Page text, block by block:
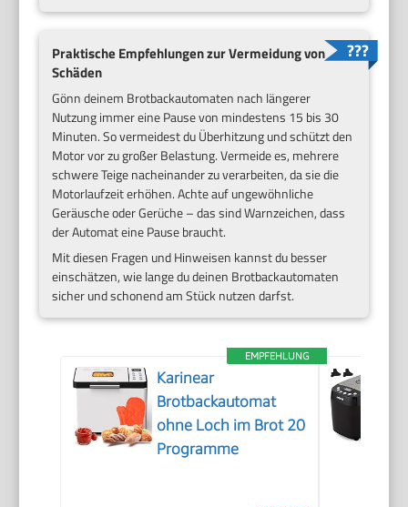
Praktische Empfehlungen zur Vermeidung von
Schäden
Gönn deinem Brotbackautomaten nach längerer
Nutzung immer eine Pause von mindestens 15 bis 30
Minuten. So vermeidest du Überhitzung und schützt den
Motor vor zu großer Belastung. Vermeide es, mehrere
schwere Teige nacheinander zu verarbeiten, da sie die
Motorlaufzeit erhöhen. Achte auf ungewöhnliche
Geräusche oder Gerüche – das sind Warnzeichen, dass
der Automat eine Pause braucht.
Mit diesen Fragen und Hinweisen kannst du besser
einschätzen, wie lange du deinen Brotbackautomaten
sicher und schonend am Stück nutzen darfst.
EMPFEHLUNG
Karinear
Brotbackautomat
ohne Loch im Brot 20
Programme